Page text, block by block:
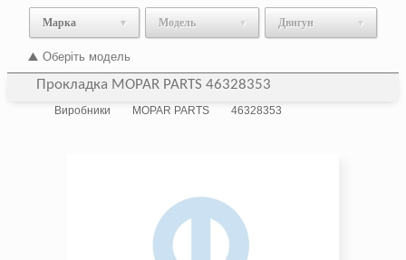
Марка Модель Двигун
Оберіть модель
Прокладка MOPAR PARTS 46328353
Виробники MOPAR PARTS 46328353